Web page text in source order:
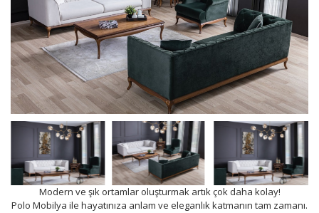
Modern ve şık ortamlar oluşturmak artık çok daha kolay!
Polo Mobilya ile hayatınıza anlam ve eleganlık katmanın tam zamanı.